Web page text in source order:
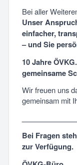
Bei aller
Unser
einfacher,
– und Sie
10 Jahre
gemeinsame
Wir freuen uns
gemeinsam mit
Bei Fragen
zur Verfügung.